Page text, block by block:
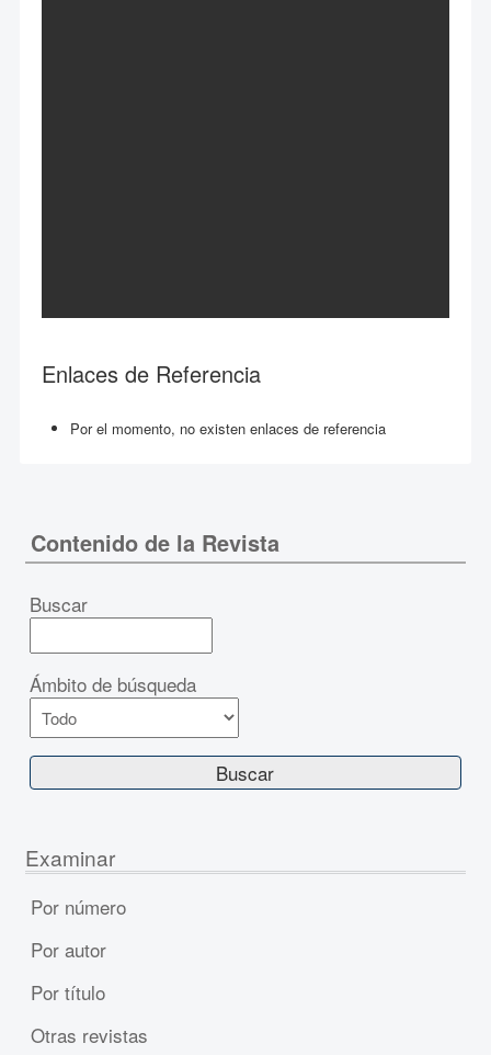
Enlaces de Referencia
Por el momento, no existen enlaces de referencia
Contenido de la Revista
Buscar
Ámbito de búsqueda
Examinar
Por número
Por autor
Por título
Otras revistas